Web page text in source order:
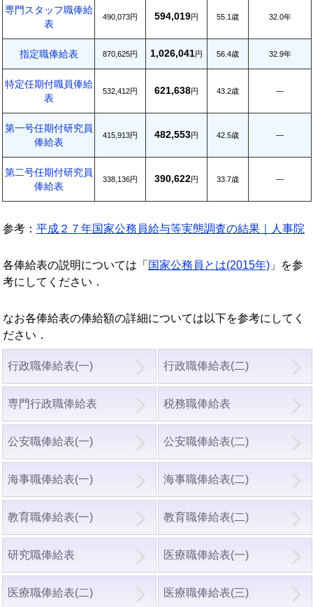
専門スタッフ職俸給
表
490,073円 594,019円 55.1歳 32.0年
指定職俸給表 870,625円 1,026,041円 56.4歳 32.9年
特定任期付職員俸給
表
532,412円 621,638円 43.2歳 ―
第一号任期付研究員
俸給表
415,913円 482,553円 42.5歳 ―
第二号任期付研究員
俸給表
338,136円 390,622円 33.7歳 ―
参考： 平成２７年国家公務員給与等実態調査の結果｜人事院
各俸給表の説明については「 国家公務員とは(2015年) 」を参
考にしてください．
なお各俸給表の俸給額の詳細については以下を参考にしてく
ださい．
行政職俸給表(一) 行政職俸給表(二)
専門行政職俸給表 税務職俸給表
公安職俸給表(一) 公安職俸給表(二)
海事職俸給表(一) 海事職俸給表(二)
教育職俸給表(一) 教育職俸給表(二)
研究職俸給表 医療職俸給表(一)
医療職俸給表(二) 医療職俸給表(三)